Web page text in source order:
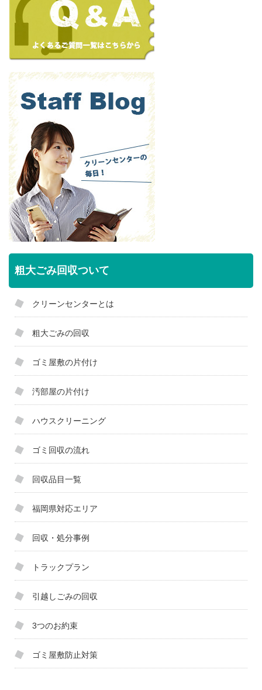
粗大ごみ回収ついて
クリーンセンターとは
粗大ごみの回収
ゴミ屋敷の片付け
汚部屋の片付け
ハウスクリーニング
ゴミ回収の流れ
回収品目一覧
福岡県対応エリア
回収・処分事例
トラックプラン
引越しごみの回収
3つのお約束
ゴミ屋敷防止対策